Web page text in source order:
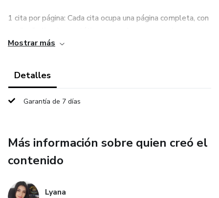
1 cita por página: Cada cita ocupa una página completa, con
o personalizar.
Versatilidad máxima: Úsalo como decoración, en
Diseño único: Estilo romántico que combina tipografías
modernas y detalles visuales.
Ideal para:
Mostrar más
Detalles
Garantía de 7 días
Más información sobre quien creó el
contenido
Lyana